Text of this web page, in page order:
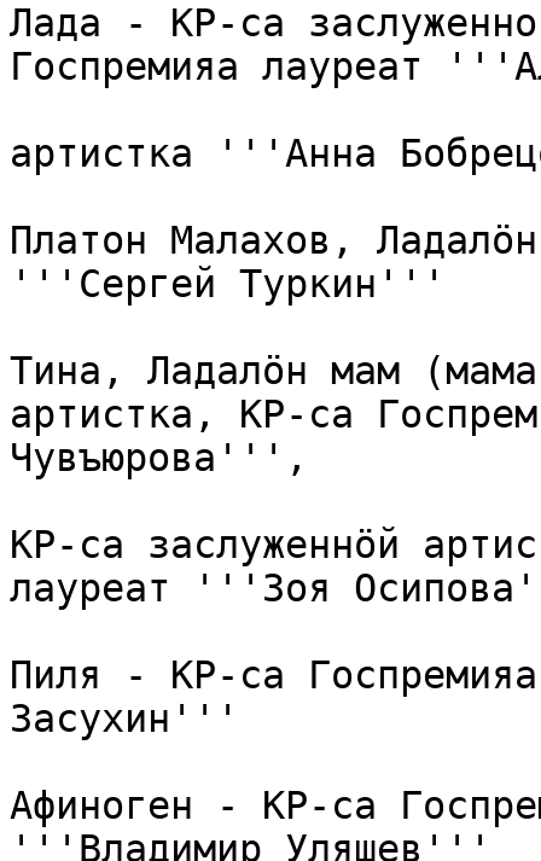
Лада - КР-са
Госпремияа лауреат
артистка '''Анна
Платон Малахов,
'''Сергей Туркин'''
Тина, Ладалӧн мам
артистка, КР-са
Чувъюрова''',
КР-са заслуженнӧй
лауреат '''Зоя
Пиля - КР-са
Засухин'''
Афиноген - КР-са
'''Владимир Уляшев'''